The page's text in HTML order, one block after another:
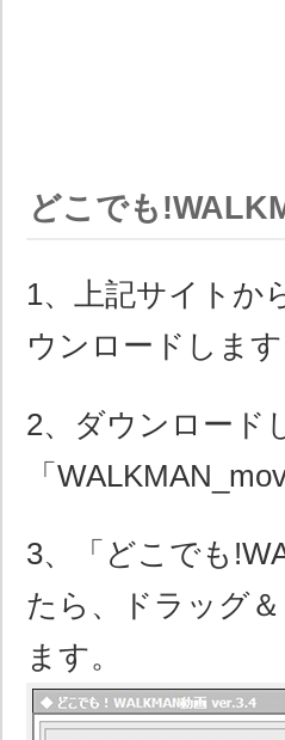
どこでも
1、上記サイトか
ウンロードします
2、ダウンロード
「
3、「どこでも
たら、ドラッグ
ます。